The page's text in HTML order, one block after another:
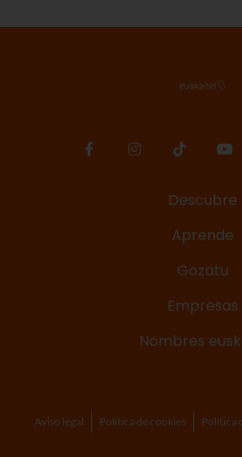
Descubre
Aprende
Gozatu
Empresas
Nombres
Aviso legal Política de cookies Política